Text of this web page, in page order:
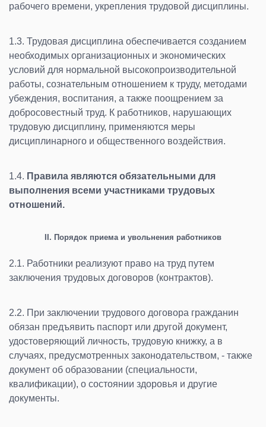
рабочего времени, укрепления трудовой дисциплины.
1.3. Трудовая дисциплина обеспечивается созданием
необходимых организационных и экономических
условий для нормальной высокопроизводительной
работы, сознательным отношением к труду, методами
убеждения, воспитания, а также поощрением за
добросовестный труд. К работников, нарушающих
трудовую дисциплину, применяются меры
дисциплинарного и общественного воздействия.
1.4. Правила являются обязательными для
выполнения всеми участниками трудовых
отношений.
II. Порядок приема и увольнения работников
2.1. Работники реализуют право на труд путем
заключения трудовых договоров (контрактов).
2.2. При заключении трудового договора гражданин
обязан предъявить паспорт или другой документ,
удостоверяющий личность, трудовую книжку, а в
случаях, предусмотренных законодательством, - также
документ об образовании (специальности,
квалификации), о состоянии здоровья и другие
документы.